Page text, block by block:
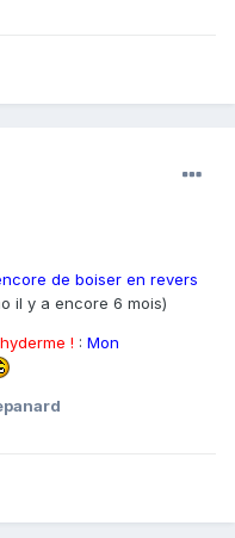
de boiser en revers
il y a encore 6 mois)
! : Mon